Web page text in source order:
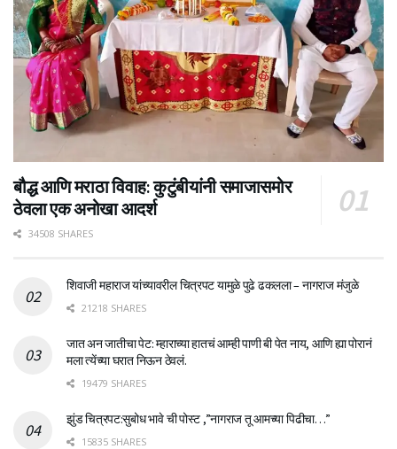
बौद्ध आणि मराठा विवाह: कुटुंबीयांनी समाजासमोर
ठेवला एक अनोखा आदर्श
34508 SHARES
शिवाजी महाराज यांच्यावरील चित्रपट यामुळे पुढे ढकलला – नागराज मंजुळे
21218 SHARES
जात अन जातीचा पेट: म्हाराच्या हातचं आम्ही पाणी बी पेत नाय, आणि ह्या पोरानं
मला त्येंच्या घरात निऊन ठेवलं.
19479 SHARES
झुंड चित्रपट:सुबोध भावे ची पोस्ट ,”नागराज तू आमच्या पिढीचा…”
15835 SHARES